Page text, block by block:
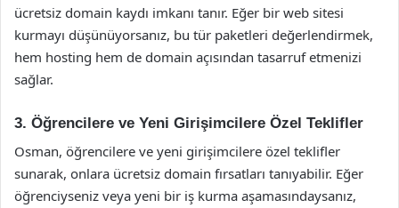
ücretsiz domain kaydı imkanı tanır. Eğer bir web sitesi
kurmayı düşünüyorsanız, bu tür paketleri değerlendirmek,
hem hosting hem de domain açısından tasarruf etmenizi
sağlar.
3. Öğrencilere ve Yeni Girişimcilere Özel Teklifler
Osman, öğrencilere ve yeni girişimcilere özel teklifler
sunarak, onlara ücretsiz domain fırsatları tanıyabilir. Eğer
öğrenciyseniz veya yeni bir iş kurma aşamasındaysanız,